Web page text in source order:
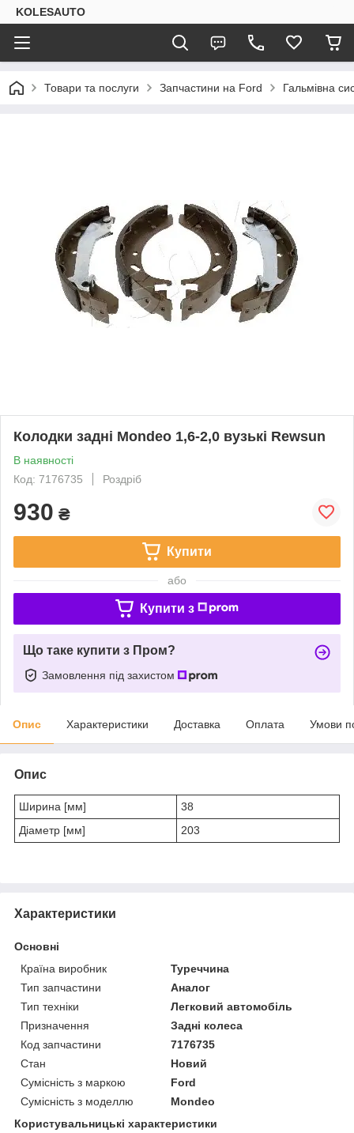
KOLESAUTO
Товари та послуги Запчастини на Ford Гальмівна
Колодки задні Моndeo 1,6-2,0 вузькі Rewsun
В наявності
Код: 7176735
Роздріб
930 ₴
Купити
або
Купити з
Що таке купити з Пром?
Замовлення під захистом
Опис Характеристики Доставка Оплата Умови
Опис
Ширина [мм]
38
Діаметр [мм]
203
Характеристики
Основні
Країна виробник
Туреччина
Тип запчастини
Аналог
Тип техніки
Легковий автомобіль
Призначення
Задні колеса
Код запчастини
7176735
Стан
Новий
Сумісність з маркою
Ford
Сумісність з моделлю
Mondeo
Користувальницькі характеристики